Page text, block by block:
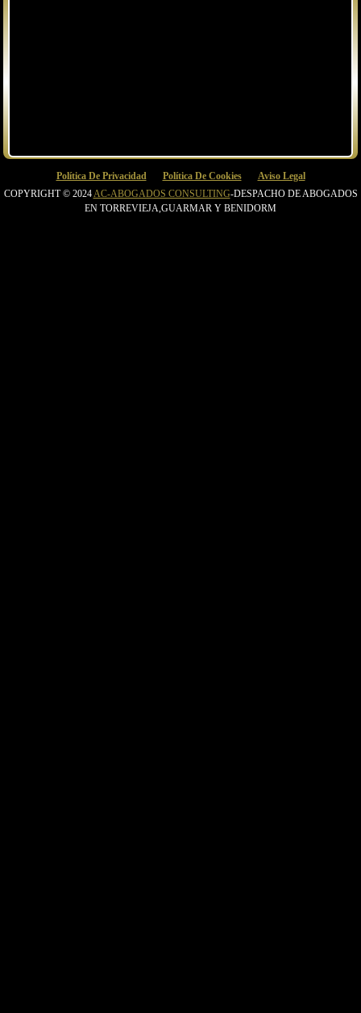
Política De Privacidad Política De Cookies
Aviso Legal
COPYRIGHT © 2024AC-ABOGADOS CONSULTING-DESPACHO DE ABOGADOS
EN TORREVIEJA,GUARMAR Y BENIDORM